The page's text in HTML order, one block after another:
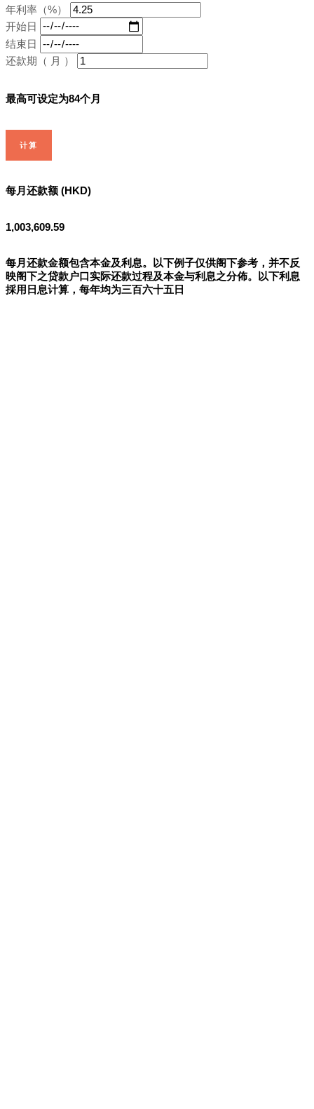
年利率（%）
开始日
结束日
还款期（ 月 ）
最高可设定为84个月
计算
每月还款额 (HKD)
1,003,609.59
每月还款金额包含本金及利息。以下例子仅供阁下参考，并不反
映阁下之贷款户口实际还款过程及本金与利息之分佈。以下利息
採用日息计算，每年均为三百六十五日